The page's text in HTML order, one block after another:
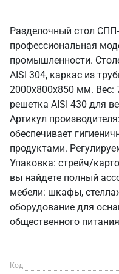
Разделочный стол
профессиональная
промышленности.
AISI 304, каркас из
2000x800x850 мм. Вес:
решетка AISI 430 для
Артикул
обеспечивает
продуктами.
Упаковка: стрейч/
вы найдете полный
мебели: шкафы,
оборудование для
общественного
Код